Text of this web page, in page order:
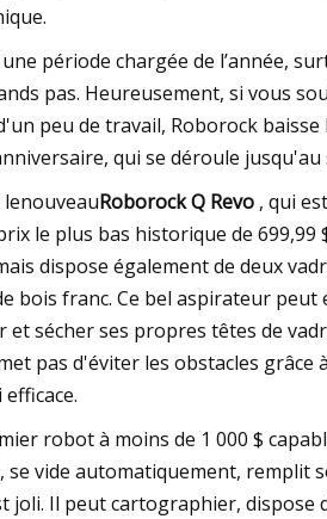
une période chargée de l’année,
pas. Heureusement, si vous
peu de travail, Roborock
qui se déroule jusqu'au
nouveauRoborock Q Revo , qui
le plus bas historique de
dispose également de deux
bois franc. Ce bel aspirateur
et sécher ses propres têtes de
pas d'éviter les obstacles
robot à moins de 1 000 $
se vide automatiquement, remplit
joli. Il peut cartographier, dispose